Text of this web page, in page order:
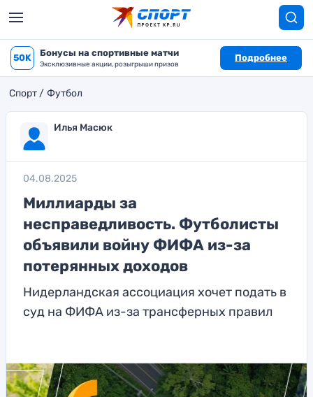
50K Бонусы на спортивные матчи
Эксклюзивные акции, розыгрыши призов
Подробнее
Спорт Футбол
Илья Масюк
04.08.2025
Миллиарды за
несправедливость. Футболисты
объявили войну ФИФА из-за
потерянных доходов
Нидерландская ассоциация хочет подать в
суд на ФИФА из-за трансферных правил